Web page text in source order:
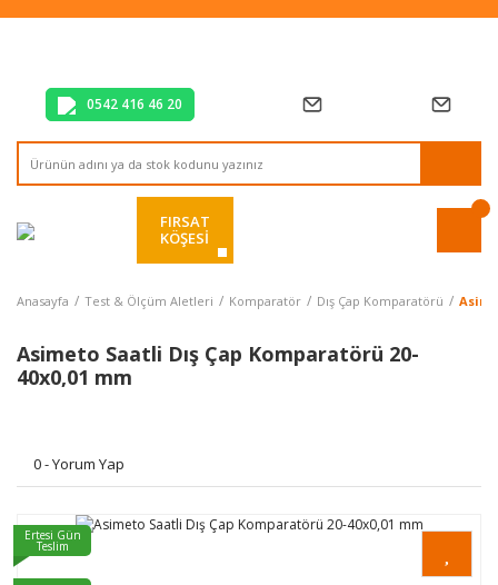
Tüm Alışverişlerde Vade Farksız 2 Taksit!
0542 416 46 20
FIRSAT
KÖŞESİ
Anasayfa Test & Ölçüm Aletleri Komparatör Dış Çap Komparatörü
Asimeto Saatli Dış Çap Komparatörü 20-
40x0,01 mm
0 - Yorum Yap
Ertesi Gün
Teslim